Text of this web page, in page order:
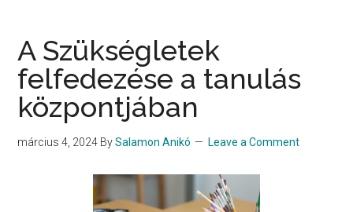
Away
into
the
Future!
A Szükségletek
felfedezése a tanulás
központjában
március 4, 2024 BySalamon Anikó Leave a Comment